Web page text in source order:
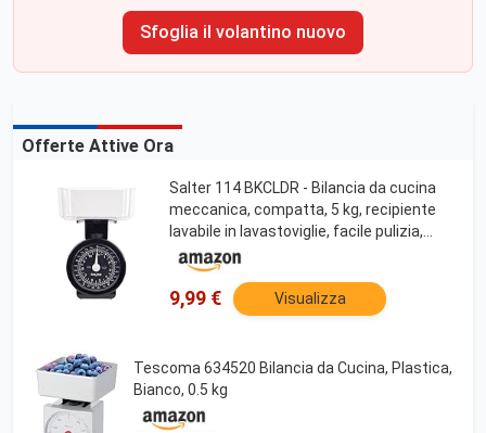
Sfoglia il volantino nuovo
Offerte Attive Ora
Salter 114 BKCLDR - Bilancia da cucina
meccanica, compatta, 5 kg, recipiente
lavabile in lavastoviglie, facile pulizia,
riponibile nella ciotola, sistema
metrico/imperiale, ampio quadrante,
nero
9,99 € Visualizza
Tescoma 634520 Bilancia da Cucina, Plastica,
Bianco, 0.5 kg